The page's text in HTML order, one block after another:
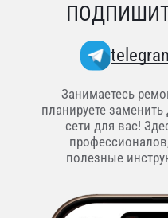
Занимаетесь
планируете
сети для вас!
полезные